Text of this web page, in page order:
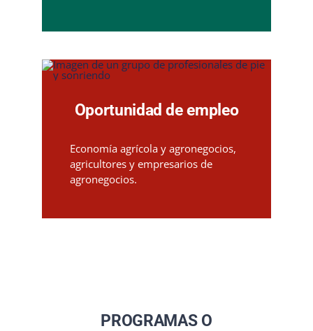
Oportunidad de empleo
Economía agrícola y agronegocios,
agricultores y empresarios de
agronegocios.
PROGRAMAS O